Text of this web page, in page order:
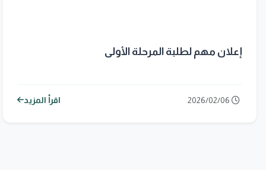
إعلان مهم لطلبة المرحلة الأولى
اقرأ المزيد